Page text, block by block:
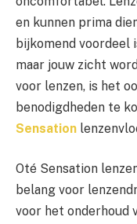
en kunnen prima
bijkomend voordeel
maar jouw zicht
voor lenzen, is het
benodigdheden te
Sensation
Oté Sensation
belang voor
voor het onderhoud